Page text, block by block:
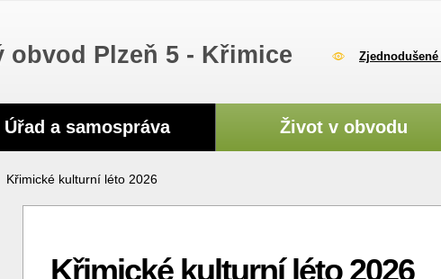
obvod Plzeň 5 - Křimice
Křimické kulturní léto 2026
Křimické kulturní léto 2026
Úřad a samospráva Život v obvodu